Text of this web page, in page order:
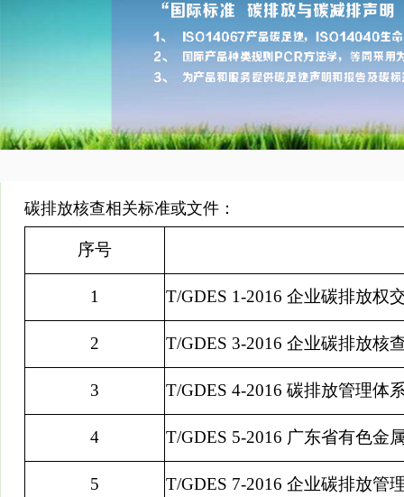
碳排放核查相关标准或文件：
序号
1 T/GDES 1-2016 企业碳排放权
2 T/GDES 3-2016 企业碳排放核
3 T/GDES 4-2016 碳排放管理体
4 T/GDES 5-2016 广东省有色金
5 T/GDES 7-2016 企业碳排放管